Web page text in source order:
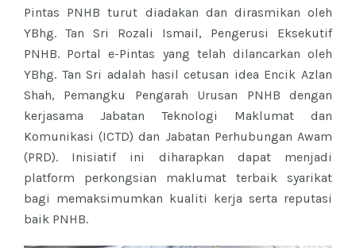
Pintas PNHB turut diadakan dan dirasmikan oleh
YBhg. Tan Sri Rozali Ismail, Pengerusi Eksekutif
PNHB. Portal e-Pintas yang telah dilancarkan oleh
YBhg. Tan Sri adalah hasil cetusan idea Encik Azlan
Shah, Pemangku Pengarah Urusan PNHB dengan
kerjasama Jabatan Teknologi Maklumat dan
Komunikasi (ICTD) dan Jabatan Perhubungan Awam
(PRD). Inisiatif ini diharapkan dapat menjadi
platform perkongsian maklumat terbaik syarikat
bagi memaksimumkan kualiti kerja serta reputasi
baik PNHB.